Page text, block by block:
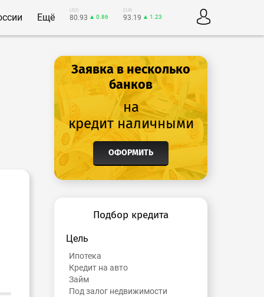
Ещё
USD
80.93 ▲ 0.86
EUR
93.19 ▲ 1.23
Заявка в несколько
банков
на
кредит наличными
ОФОРМИТЬ
Подбор кредита
Цель
Ипотека
Кредит на авто
Займ
Под залог недвижимости